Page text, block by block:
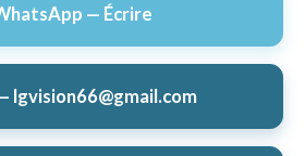
— Écrire
lgvision66@gmail.com